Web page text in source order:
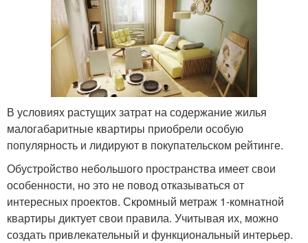
В условиях растущих затрат на содержание жилья
малогабаритные квартиры приобрели особую
популярность и лидируют в покупательском рейтинге.
Обустройство небольшого пространства имеет свои
особенности, но это не повод отказываться от
интересных проектов. Скромный метраж 1-комнатной
квартиры диктует свои правила. Учитывая их, можно
создать привлекательный и функциональный интерьер.